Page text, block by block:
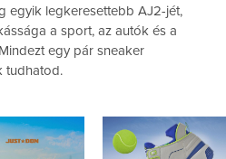
egyik legkeresettebb AJ2-jét,
a sport, az autók és a
egy pár sneaker
tudhatod.